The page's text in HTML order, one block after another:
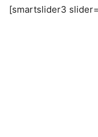
[smartslider3